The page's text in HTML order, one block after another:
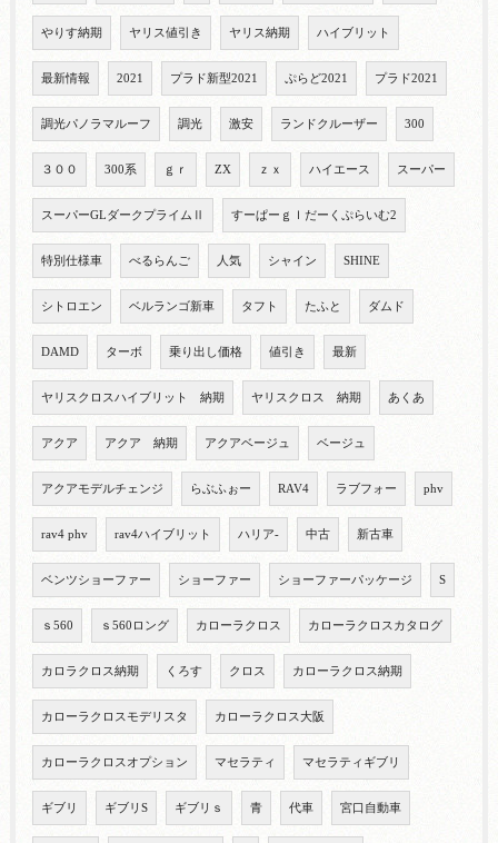
やりす納期 ヤリス値引き ヤリス納期 ハイブリット
最新情報 2021 プラド新型2021 ぷらど2021 プラド2021
調光パノラマルーフ 調光 激安 ランドクルーザー 300
３００ 300系 ｇｒ ZX ｚｘ ハイエース スーパー
スーパーGLダークプライムⅡ すーぱーｇｌだーくぷらいむ2
特別仕様車 べるらんご 人気 シャイン SHINE
シトロエン ベルランゴ新車 タフト たふと ダムド
DAMD ターボ 乗り出し価格 値引き 最新
ヤリスクロスハイブリット 納期 ヤリスクロス 納期 あくあ
アクア アクア 納期 アクアベージュ ベージュ
アクアモデルチェンジ らぶふぉー RAV4 ラブフォー phv
rav4 phv rav4ハイブリット ハリア- 中古 新古車
ベンツショーファー ショーファー ショーファーパッケージ S
ｓ560 ｓ560ロング カローラクロス カローラクロスカタログ
カロラクロス納期 くろす クロス カローラクロス納期
カローラクロスモデリスタ カローラクロス大阪
カローラクロスオプション マセラティ マセラティギブリ
ギブリ ギブリS ギブリｓ 青 代車 宮口自動車